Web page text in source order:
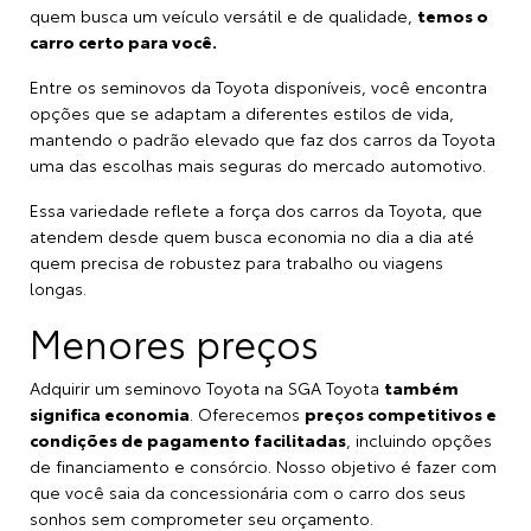
quem busca um veículo versátil e de qualidade, temos o
carro certo para você.
Entre os seminovos da Toyota disponíveis, você encontra
opções que se adaptam a diferentes estilos de vida,
mantendo o padrão elevado que faz dos carros da Toyota
uma das escolhas mais seguras do mercado automotivo.
Essa variedade reflete a força dos carros da Toyota, que
atendem desde quem busca economia no dia a dia até
quem precisa de robustez para trabalho ou viagens
longas.
Menores preços
Adquirir um seminovo Toyota na SGA Toyota também
significa economia . Oferecemos preços competitivos e
condições de pagamento facilitadas , incluindo opções
de financiamento e consórcio. Nosso objetivo é fazer com
que você saia da concessionária com o carro dos seus
sonhos sem comprometer seu orçamento.